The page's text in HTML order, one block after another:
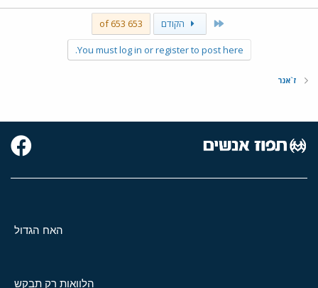
First הקודם 653 of 653
You must log in or register to post here.
ז`אנר
האח הגדול
הלוואות רק תבקש